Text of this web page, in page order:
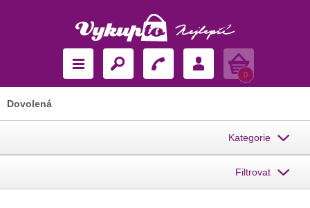
Košík
0
Dovolená
Kategorie
Filtrovat